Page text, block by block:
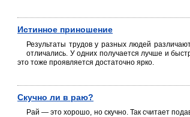
Истинное приношение
Результаты трудов у разных людей
отличались. У одних получается лучше и
это тоже проявляется достаточно ярко.
Скучно ли в раю?
Рай — это хорошо, но скучно. Так считает